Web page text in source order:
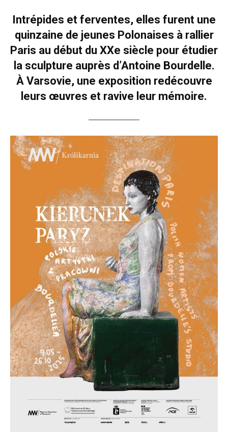
Intrépides et ferventes, elles furent une
quinzaine de jeunes Polonaises à rallier
Paris au début du XXe siècle pour étudier
la sculpture auprès d’Antoine Bourdelle.
À Varsovie, une exposition redécouvre
leurs œuvres et ravive leur mémoire.